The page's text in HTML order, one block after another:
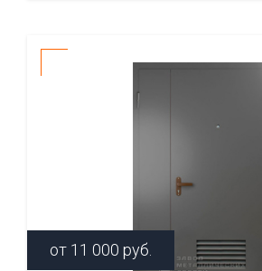
от 11 000 руб.